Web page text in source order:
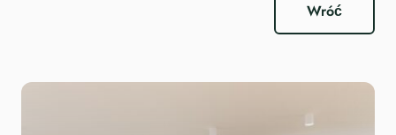
Wróć